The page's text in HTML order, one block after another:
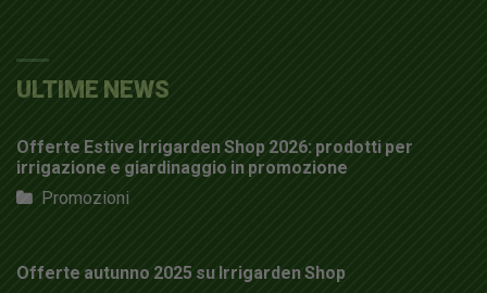
ULTIME NEWS
Offerte Estive Irrigarden Shop 2026: prodotti per
irrigazione e giardinaggio in promozione
Promozioni
Offerte autunno 2025 su Irrigarden Shop